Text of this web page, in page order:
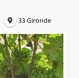
33 Gironde